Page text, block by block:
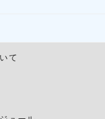
て